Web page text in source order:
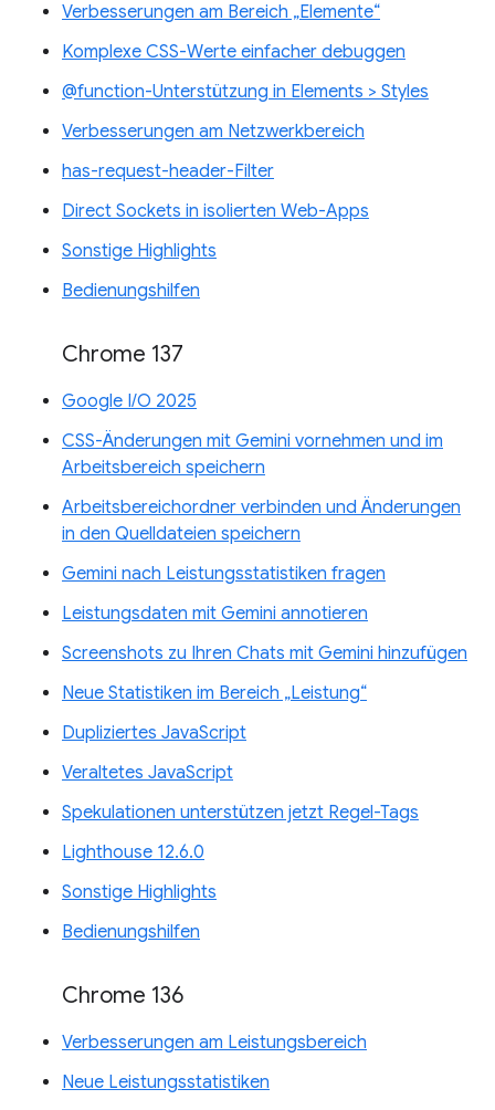
Verbesserungen am Bereich „Elemente“
Komplexe CSS-Werte einfacher debuggen
@function-Unterstützung in Elements > Styles
Verbesserungen am Netzwerkbereich
has-request-header-Filter
Direct Sockets in isolierten Web-Apps
Sonstige Highlights
Bedienungshilfen
Chrome 137
Google I/O 2025
CSS-Änderungen mit Gemini vornehmen und im
Arbeitsbereich speichern
Arbeitsbereichordner verbinden und Änderungen
in den Quelldateien speichern
Gemini nach Leistungsstatistiken fragen
Leistungsdaten mit Gemini annotieren
Screenshots zu Ihren Chats mit Gemini hinzufügen
Neue Statistiken im Bereich „Leistung“
Dupliziertes JavaScript
Veraltetes JavaScript
Spekulationen unterstützen jetzt Regel-Tags
Lighthouse 12.6.0
Sonstige Highlights
Bedienungshilfen
Chrome 136
Verbesserungen am Leistungsbereich
Neue Leistungsstatistiken